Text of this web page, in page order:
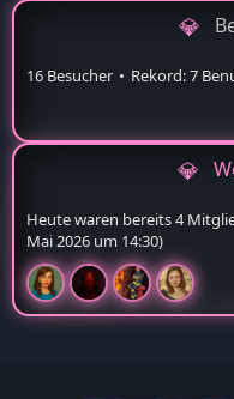
16 Besucher Rekord: 7
Heute waren bereits 4
Mai 2026 um 14:30)